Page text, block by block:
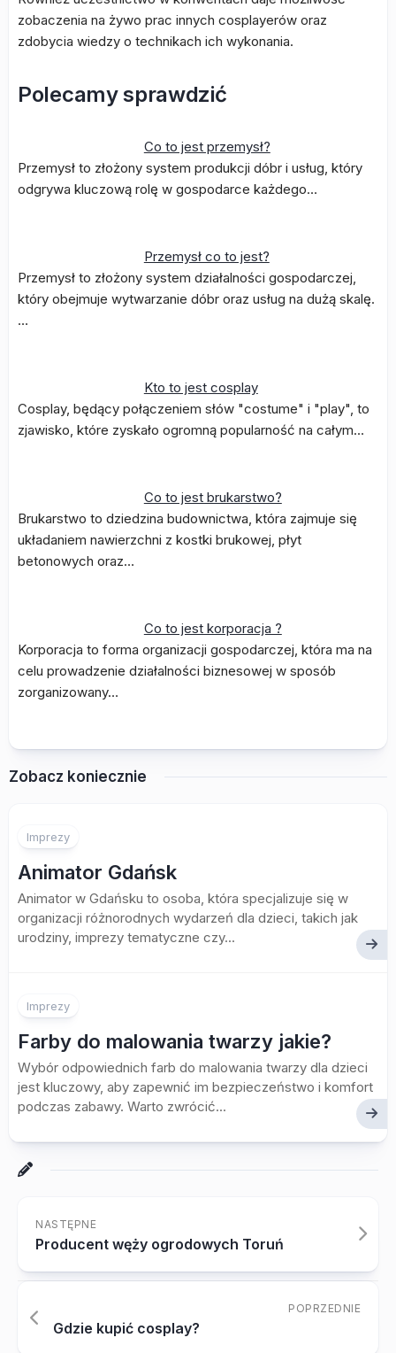
zobaczenia na żywo prac innych cosplayerów oraz
zdobycia wiedzy o technikach ich wykonania.
Polecamy sprawdzić
Co to jest przemysł?
Przemysł to złożony system produkcji dóbr i usług, który
odgrywa kluczową rolę w gospodarce każdego…
Przemysł co to jest?
Przemysł to złożony system działalności gospodarczej,
który obejmuje wytwarzanie dóbr oraz usług na dużą skalę.
…
Kto to jest cosplay
Cosplay, będący połączeniem słów "costume" i "play", to
zjawisko, które zyskało ogromną popularność na całym…
Co to jest brukarstwo?
Brukarstwo to dziedzina budownictwa, która zajmuje się
układaniem nawierzchni z kostki brukowej, płyt
betonowych oraz…
Co to jest korporacja ?
Korporacja to forma organizacji gospodarczej, która ma na
celu prowadzenie działalności biznesowej w sposób
zorganizowany…
Zobacz koniecznie
Imprezy
Animator Gdańsk
Animator w Gdańsku to osoba, która specjalizuje się w
organizacji różnorodnych wydarzeń dla dzieci, takich jak
urodziny, imprezy tematyczne czy...
Imprezy
Farby do malowania twarzy jakie?
Wybór odpowiednich farb do malowania twarzy dla dzieci
jest kluczowy, aby zapewnić im bezpieczeństwo i komfort
podczas zabawy. Warto zwrócić...
NASTĘPNE
Producent węży ogrodowych Toruń
POPRZEDNIE
Gdzie kupić cosplay?